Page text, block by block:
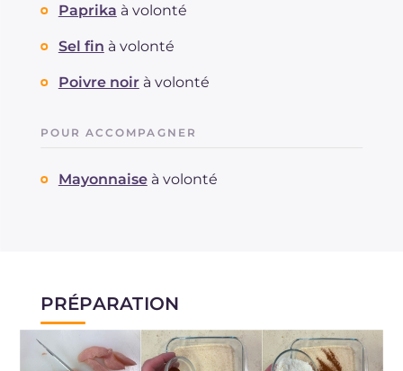
Paprika à volonté
Sel fin à volonté
Poivre noir à volonté
POUR ACCOMPAGNER
Mayonnaise à volonté
PRÉPARATION